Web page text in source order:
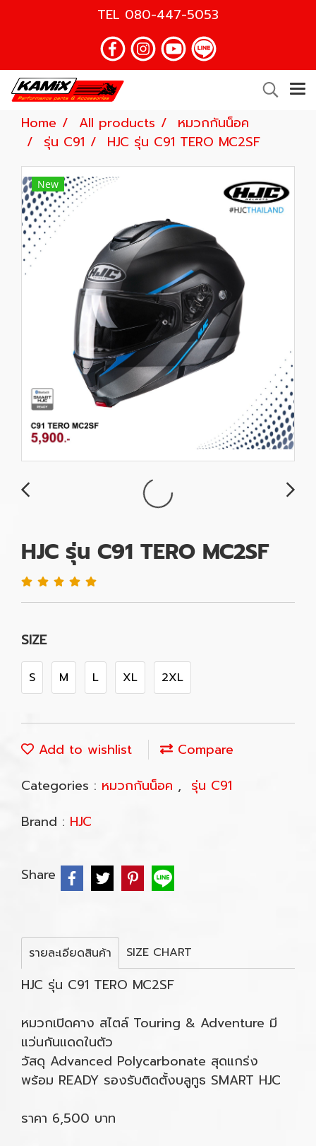
TEL 080-447-5053
Home All products
หมวกกันน็อค
รุ่น C91
HJC รุ่น C91 TERO MC2SF
New
HJC รุ่น C91 TERO MC2SF
SIZE
S M L XL 2XL
Add to wishlist
Compare
Categories : หมวกกันน็อค , รุ่น C91
Brand : HJC
Share
รายละเอียดสินค้า SIZE CHART
HJC รุ่น C91 TERO MC2SF
หมวกเปิดคาง สไตล์ Touring & Adventure มี
แว่นกันแดดในตัว
วัสดุ Advanced Polycarbonate สุดแกร่ง
พร้อม READY รองรับติดตั้งบลูทูธ SMART HJC
ราคา 6,500 บาท